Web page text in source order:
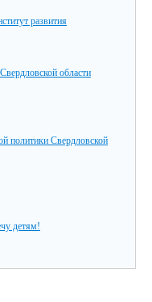
развития
области
политики Свердловской
детям!